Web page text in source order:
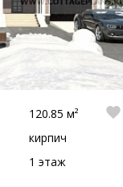
120.85 м²
кирпич
1 этаж